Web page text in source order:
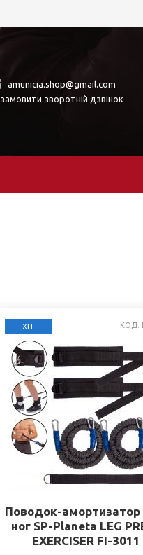
amunicia.shop@gmail.com
замовити зворотній дзвінок
ХІТ КОД:
Поводок-
ног SP-Planeta LEG
EXERCISER FI-3011